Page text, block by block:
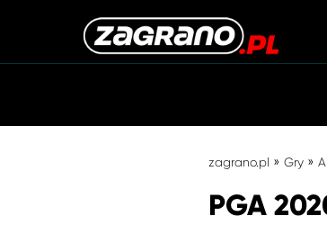
zagrano.pl » Gry »
PGA